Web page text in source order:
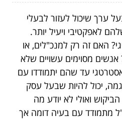
ערך שיכול לעזור לבעלי
לאפקטיבי ויעיל יותר.
האם זה רק למנכ"לים, או
אנשים מסוימים עשויים שלא
עד שהם יתמודדו עם
יכול להיות שבעל עסק
ואולי לא יודע מה
מתמודד עם בעיה דומה אך